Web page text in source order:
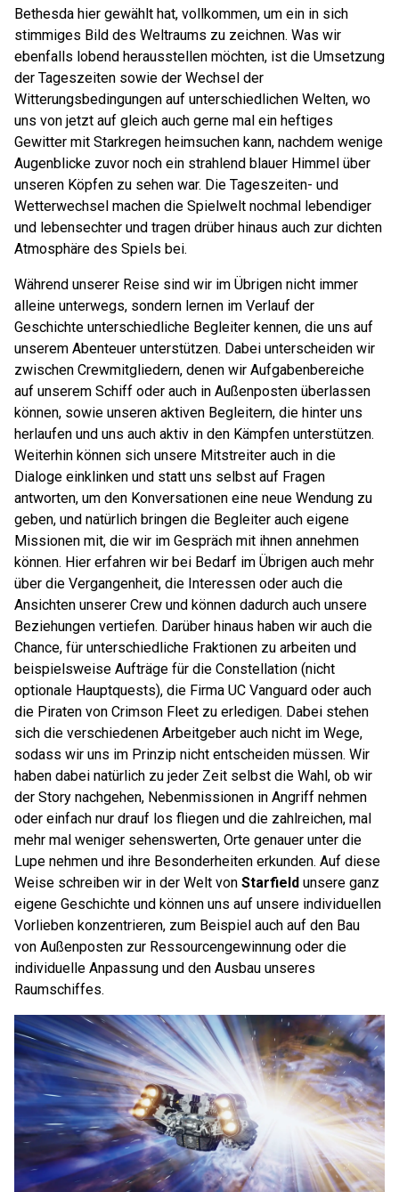
Bethesda hier gewählt hat, vollkommen, um ein in sich
stimmiges Bild des Weltraums zu zeichnen. Was wir
ebenfalls lobend herausstellen möchten, ist die Umsetzung
der Tageszeiten sowie der Wechsel der
Witterungsbedingungen auf unterschiedlichen Welten, wo
uns von jetzt auf gleich auch gerne mal ein heftiges
Gewitter mit Starkregen heimsuchen kann, nachdem wenige
Augenblicke zuvor noch ein strahlend blauer Himmel über
unseren Köpfen zu sehen war. Die Tageszeiten- und
Wetterwechsel machen die Spielwelt nochmal lebendiger
und lebensechter und tragen drüber hinaus auch zur dichten
Atmosphäre des Spiels bei.
Während unserer Reise sind wir im Übrigen nicht immer
alleine unterwegs, sondern lernen im Verlauf der
Geschichte unterschiedliche Begleiter kennen, die uns auf
unserem Abenteuer unterstützen. Dabei unterscheiden wir
zwischen Crewmitgliedern, denen wir Aufgabenbereiche
auf unserem Schiff oder auch in Außenposten überlassen
können, sowie unseren aktiven Begleitern, die hinter uns
herlaufen und uns auch aktiv in den Kämpfen unterstützen.
Weiterhin können sich unsere Mitstreiter auch in die
Dialoge einklinken und statt uns selbst auf Fragen
antworten, um den Konversationen eine neue Wendung zu
geben, und natürlich bringen die Begleiter auch eigene
Missionen mit, die wir im Gespräch mit ihnen annehmen
können. Hier erfahren wir bei Bedarf im Übrigen auch mehr
über die Vergangenheit, die Interessen oder auch die
Ansichten unserer Crew und können dadurch auch unsere
Beziehungen vertiefen. Darüber hinaus haben wir auch die
Chance, für unterschiedliche Fraktionen zu arbeiten und
beispielsweise Aufträge für die Constellation (nicht
optionale Hauptquests), die Firma UC Vanguard oder auch
die Piraten von Crimson Fleet zu erledigen. Dabei stehen
sich die verschiedenen Arbeitgeber auch nicht im Wege,
sodass wir uns im Prinzip nicht entscheiden müssen. Wir
haben dabei natürlich zu jeder Zeit selbst die Wahl, ob wir
der Story nachgehen, Nebenmissionen in Angriff nehmen
oder einfach nur drauf los fliegen und die zahlreichen, mal
mehr mal weniger sehenswerten, Orte genauer unter die
Lupe nehmen und ihre Besonderheiten erkunden. Auf diese
Weise schreiben wir in der Welt von Starfield unsere ganz
eigene Geschichte und können uns auf unsere individuellen
Vorlieben konzentrieren, zum Beispiel auch auf den Bau
von Außenposten zur Ressourcengewinnung oder die
individuelle Anpassung und den Ausbau unseres
Raumschiffes.